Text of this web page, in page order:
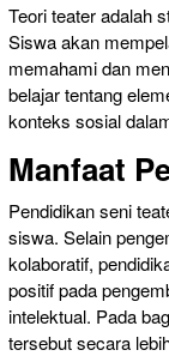
Teori teater adalah
Siswa akan
memahami dan
belajar tentang
konteks sosial
Manfaat
Pendidikan seni
siswa. Selain
kolaboratif,
positif pada
intelektual. Pada
tersebut secara